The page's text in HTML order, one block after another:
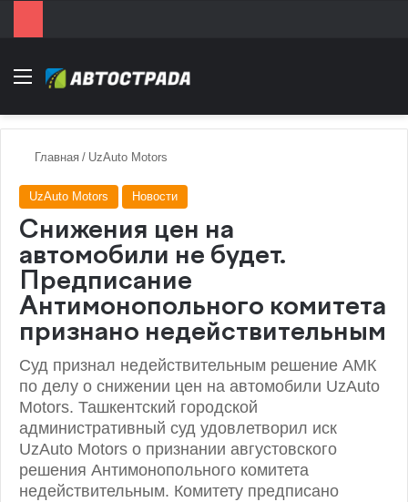
Menu
Главная / UzAuto Motors
UzAuto Motors Новости
Снижения цен на
автомобили не будет.
Предписание
Антимонопольного комитета
признано недействительным
Суд признал недействительным решение АМК
по делу о снижении цен на автомобили UzAuto
Motors. Ташкентский городской
административный суд удовлетворил иск
UzAuto Motors о признании августовского
решения Антимонопольного комитета
недействительным. Комитету предписано